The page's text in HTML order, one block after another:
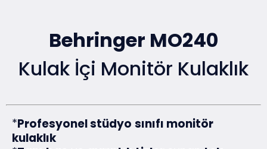
Behringer MO240
Kulak İçi Monitör Kulaklık
*Profesyonel stüdyo sınıfı monitör
kulaklık